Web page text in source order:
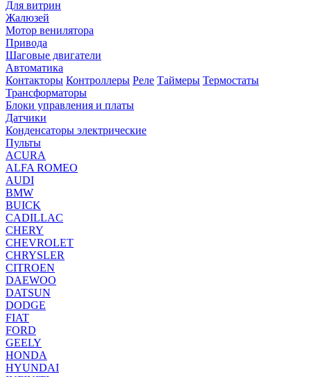
Для витрин
Жалюзей
Мотор венилятора
Привода
Шаговые двигатели
Автоматика
Контакторы Контроллеры Реле Таймеры Термостаты
Трансформаторы
Блоки управления и платы
Датчики
Конденсаторы электрические
Пульты
ACURA
ALFA ROMEO
AUDI
BMW
BUICK
CADILLAC
CHERY
CHEVROLET
CHRYSLER
CITROEN
DAEWOO
DATSUN
DODGE
FIAT
FORD
GEELY
HONDA
HYUNDAI